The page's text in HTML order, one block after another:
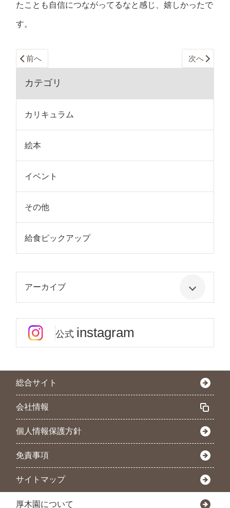
たことも自信につながってるなと感じ、嬉しかったで
す。
前へ 次へ
カテゴリ
カリキュラム
絵本
イベント
その他
給食ピックアップ
アーカイブ
公式 instagram
総合サイト
会社情報
個人情報保護方針
免責事項
サイトマップ
厚木園について